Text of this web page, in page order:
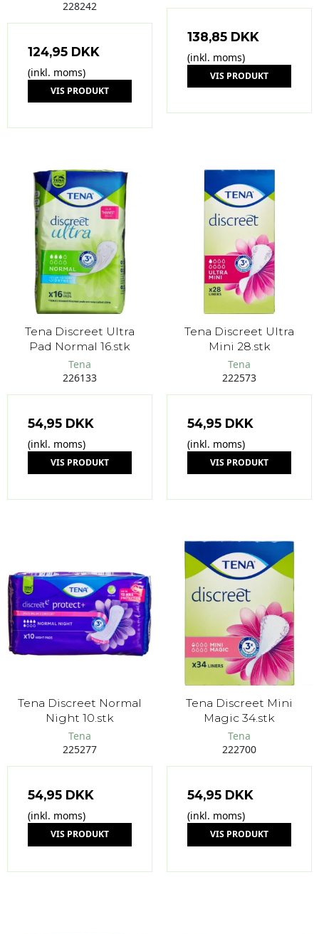
228242
124,95 DKK
(inkl. moms)
VIS PRODUKT
138,85 DKK
(inkl. moms)
VIS PRODUKT
Tena Discreet Ultra
Pad Normal 16.stk
Tena
226133
54,95 DKK
(inkl. moms)
VIS PRODUKT
Tena Discreet Ultra
Mini 28.stk
Tena
222573
54,95 DKK
(inkl. moms)
VIS PRODUKT
Tena Discreet Normal
Night 10.stk
Tena
225277
54,95 DKK
(inkl. moms)
VIS PRODUKT
Tena Discreet Mini
Magic 34.stk
Tena
222700
54,95 DKK
(inkl. moms)
VIS PRODUKT